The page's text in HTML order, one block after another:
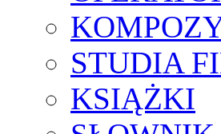
STUDIA
KSIĄŻKI